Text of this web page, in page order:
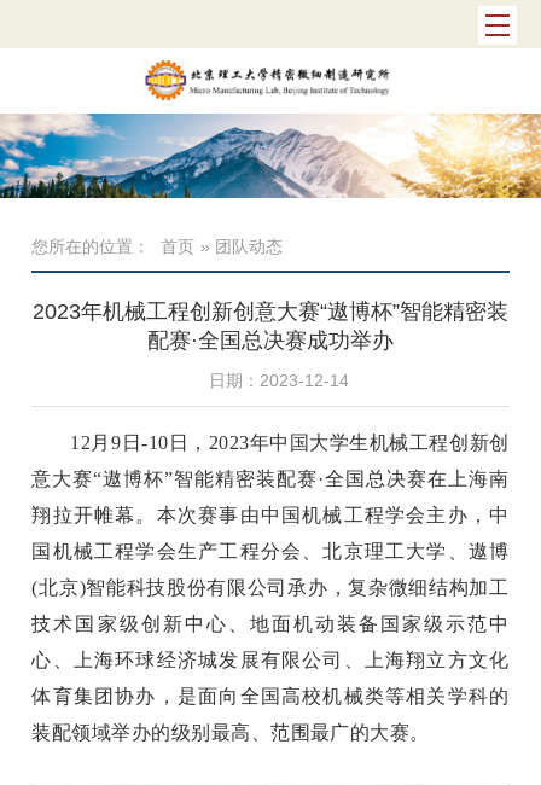
您所在的位置： 首页 » 团队动态
2023年机械工程创新创意大赛“遨博杯”智能精密装
配赛·全国总决赛成功举办
日期：2023-12-14
12月9日-10日，2023年中国大学生机械工程创新创
意大赛“遨博杯”智能精密装配赛·全国总决赛在上海南
翔拉开帷幕。本次赛事由中国机械工程学会主办，中
国机械工程学会生产工程分会、北京理工大学、遨博
(北京)智能科技股份有限公司承办，复杂微细结构加工
技术国家级创新中心、地面机动装备国家级示范中
心、上海环球经济城发展有限公司、上海翔立方文化
体育集团协办，是面向全国高校机械类等相关学科的
装配领域举办的级别最高、范围最广的大赛。